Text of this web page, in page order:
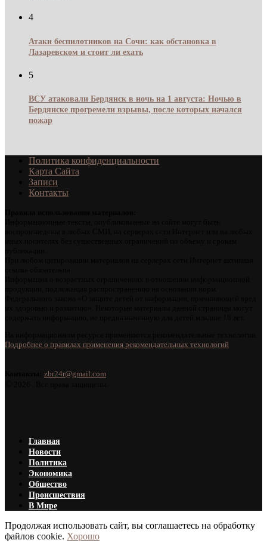
4
Атаки беспилотников на Сочи: как обстановка в
Лазаревском и стоит ли ехать
5
ВСУ атаковали Бердянск в ночь на 1 августа: Ночью в
Бердянске прогремели взрывы, после которых начался
пожар
Политика конфиденциальности
Карта Сайта
Записи
Контакты
Подробнее о правилах применения рекомендательных технологий
zbr24r@gmail.com
Главная
Новости
Политика
Экономика
Общество
Происшествия
В Мире
Продолжая использовать сайт, вы соглашаетесь на обработку
файлов cookie. Хорошо